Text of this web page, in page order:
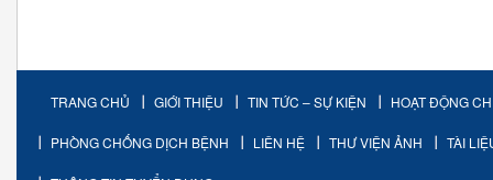
TRANG CHỦ GIỚI THIỆU TIN TỨC – SỰ KIỆN HOẠT ĐỘNG
PHÒNG CHỐNG DỊCH BỆNH LIÊN HỆ THƯ VIỆN ẢNH TÀI